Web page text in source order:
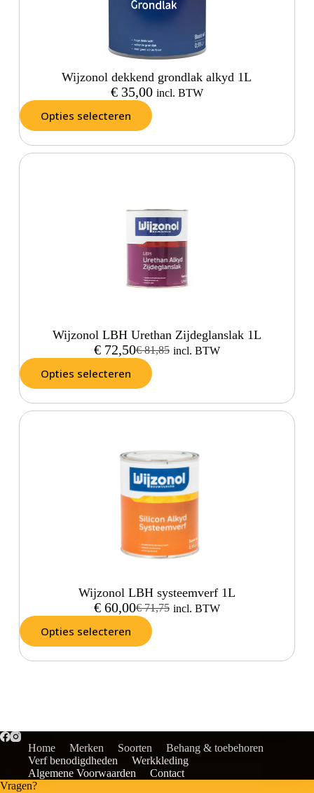
Wijzonol dekkend grondlak alkyd 1L
€35,00 incl. BTW
Opties selecteren
Wijzonol LBH Urethan Zijdeglanslak 1L
€81,85
€72,50 incl. BTW
Opties selecteren
Wijzonol LBH systeemverf 1L
€71,75
€60,00 incl. BTW
Opties selecteren
Home Merken Soorten
Behang & toebehoren
Verf benodigdheden
Werkkleding
Algemene Voorwaarden
Contact
Vragen?